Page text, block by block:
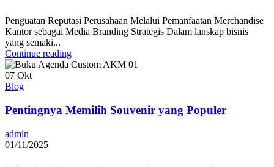
Penguatan Reputasi Perusahaan Melalui Pemanfaatan Merchandise
Kantor sebagai Media Branding Strategis Dalam lanskap bisnis
yang semaki...
Continue reading
07 Okt
Blog
Pentingnya Memilih Souvenir yang Populer
admin
01/11/2025